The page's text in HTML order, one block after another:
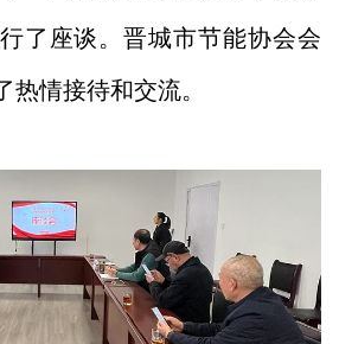
了座谈。晋城市节能协会会
热情接待和交流。